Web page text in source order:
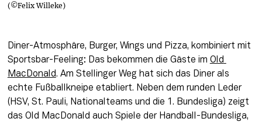
(©Felix Willeke)
Diner-Atmosphäre, Burger, Wings und Pizza, kombiniert mit
Sportsbar-Feeling: Das bekommen die Gäste im Old
MacDonald. Am Stellinger Weg hat sich das Diner als
echte Fußballkneipe etabliert. Neben dem runden Leder
(HSV, St. Pauli, Nationalteams und die 1. Bundesliga) zeigt
das Old MacDonald auch Spiele der Handball-Bundesliga,